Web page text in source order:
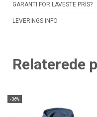
GARANTI FOR LAVESTE PRIS?
LEVERINGS INFO
Relaterede
-36%